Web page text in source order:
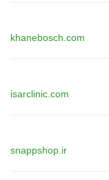
khanebosch.com
isarclinic.com
snappshop.ir